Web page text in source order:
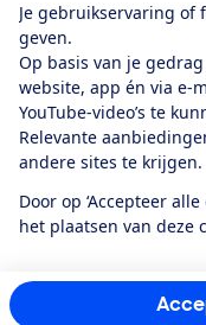
Je gebruikservaring of
geven.
Op basis van je
website, app én via e-
YouTube-video’s te
Relevante
andere sites te krijgen.
Door op ‘Accepteer
het plaatsen van deze
app
Algemene
Cookiebeleid
12.901consumenten